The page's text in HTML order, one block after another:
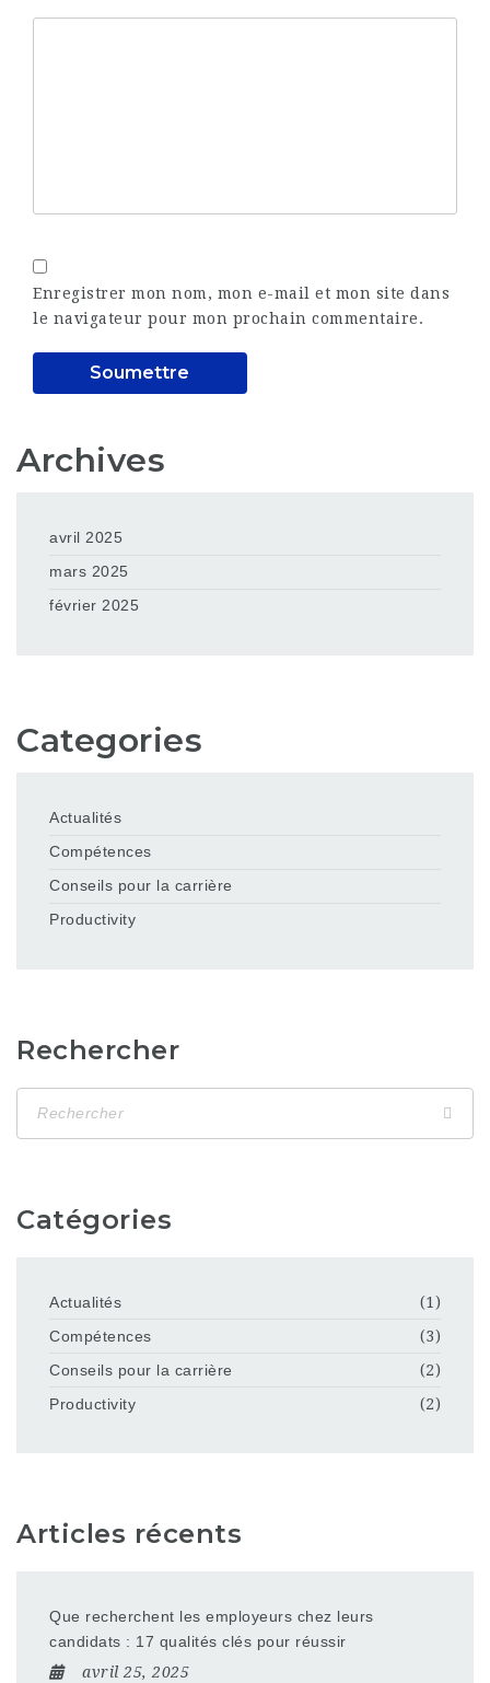
Enregistrer mon nom, mon e-mail et mon site dans
le navigateur pour mon prochain commentaire.
Archives
avril 2025
mars 2025
février 2025
Categories
Actualités
Compétences
Conseils pour la carrière
Productivity
Rechercher
Catégories
Actualités
(1)
Compétences
(3)
Conseils pour la carrière
(2)
Productivity
(2)
Articles récents
Que recherchent les employeurs chez leurs
candidats : 17 qualités clés pour réussir
avril 25, 2025